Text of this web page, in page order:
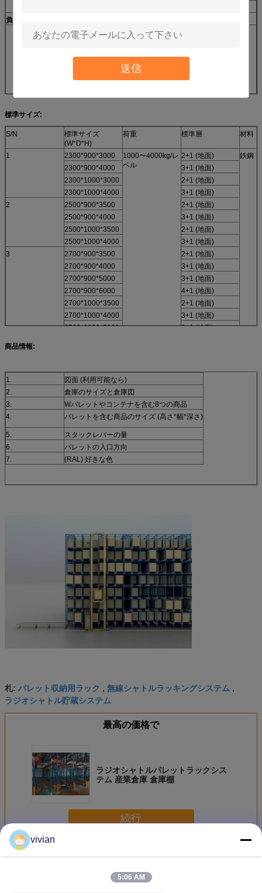
送信
負荷
ほか
- MOQ 1セット
- 傾き: 75か76mm
- 支払期間:T/T (30%の手数料) またはL/C
- 必要アクセサリー:無料
- 梱包:ストレッチフィルムと紙箱
-主な市場:オーストラリア,ヨーロッパ,アジア,中米,南米,北ア
標準サイズ:
S/N
標準サイズ
(W*D*H)
荷重 標準層 材料
1 2300*900*3000
1000〜4000kg/レ
ベル
2+1 (地面)
鉄鋼
2300*900*4000
3+1 (地面)
2300*1000*3000
2+1 (地面)
2300*1000*4000
3+1 (地面)
2
2500*900*3500
2+1 (地面)
2500*900*4000
3+1 (地面)
2500*1000*3500
2+1 (地面)
2500*1000*4000
3+1 (地面)
3
2700*900*3500
2+1 (地面)
2700*900*4000
3+1 (地面)
2700*900*5000
3+1 (地面)
2700*900*6000
4+1 (地面)
2700*1000*3500
2+1 (地面)
2700*1000*4000
3+1 (地面)
2700*1000*5000
3+1 (地面)
注:このサイズは私たちの標準のみです.様々な荷重とレベルを持つ異なるサイズ
れます.
商品情報:
1.
図面 (利用可能なら)
2.
倉庫のサイズと倉庫図
3.
Wパレットやコンテナを含む8つの商品
4.
パレットを含む商品のサイズ (高さ*幅*深さ)
5.
スタックレバーの量
6.
パレットの入口方向
7.
(RAL) 好きな色
札: パレット収納用ラック , 無線シャトルラッキングシステム ,
ラジオシャトル貯蔵システム
最高の価格で
ラジオシャトルパレットラックシス
テム 産業倉庫 倉庫棚
続行
多くシャトル・パレット・ラック
vivian
5:06 AM